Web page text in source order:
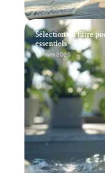
Sélection du filtre
essentiels
11 mars 2026